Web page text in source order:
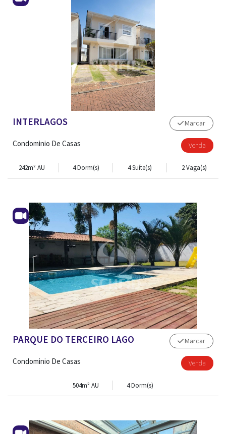
INTERLAGOS
Condominio De Casas
Marcar
Venda
242m² AU 4 Dorm(s) 4 Suíte(s) 2 Vaga(s)
PARQUE DO TERCEIRO LAGO
Condominio De Casas
Marcar
Venda
504m² AU 4 Dorm(s)